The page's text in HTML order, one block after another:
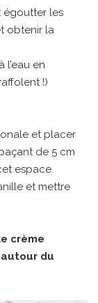
égoutter les
obtenir la
l’eau en
!)
et placer
de 5 cm
espace.
et mettre
crème
du